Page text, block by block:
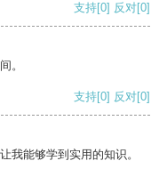
支持[0] 反对[0]
。
支持[0] 反对[0]
我能够学到实用的知识。